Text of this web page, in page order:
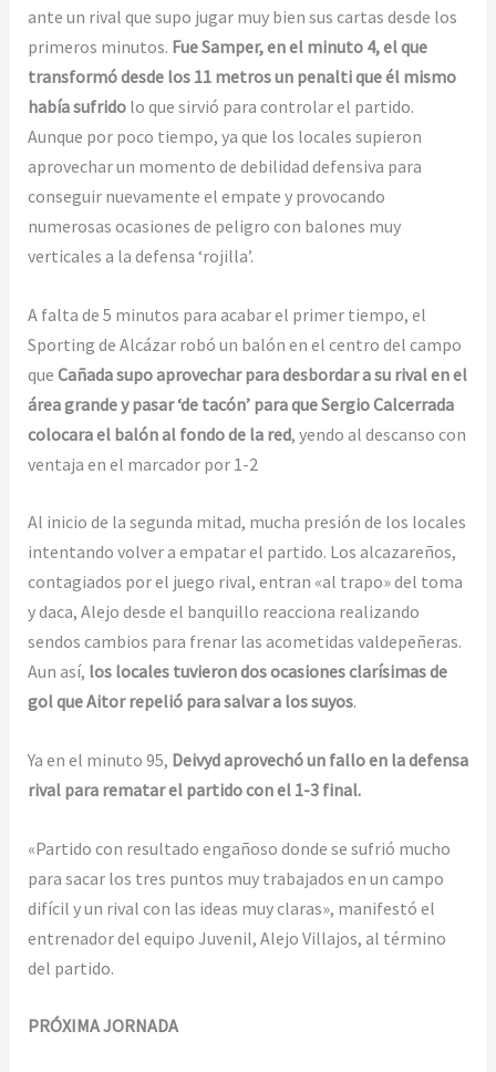
ante un rival que supo jugar muy bien sus cartas desde los
primeros minutos. Fue Samper, en el minuto 4, el que
transformó desde los 11 metros un penalti que él mismo
había sufridolo que sirvió para controlar el partido.
Aunque por poco tiempo, ya que los locales supieron
aprovechar un momento de debilidad defensiva para
conseguir nuevamente el empate y provocando
numerosas ocasiones de peligro con balones muy
verticales a la defensa ‘rojilla’.
A falta de 5 minutos para acabar el primer tiempo, el
Sporting de Alcázar robó un balón en el centro del campo
que Cañada supo aprovechar para desbordar a su rival en el
área grande y pasar ‘de tacón’ para que Sergio Calcerrada
colocara el balón al fondo de la red, yendo al descanso con
ventaja en el marcador por 1-2
Al inicio de la segunda mitad, mucha presión de los locales
intentando volver a empatar el partido. Los alcazareños,
contagiados por el juego rival, entran «al trapo» del toma
y daca, Alejo desde el banquillo reacciona realizando
sendos cambios para frenar las acometidas valdepeñeras.
Aun así, los locales tuvieron dos ocasiones clarísimas de
gol que Aitor repelió para salvar a los suyos.
Ya en el minuto 95, Deivyd aprovechó un fallo en la defensa
rival para rematar el partido con el 1-3 final.
«Partido con resultado engañoso donde se sufrió mucho
para sacar los tres puntos muy trabajados en un campo
difícil y un rival con las ideas muy claras», manifestó el
entrenador del equipo Juvenil, Alejo Villajos, al término
del partido.
PRÓXIMA JORNADA